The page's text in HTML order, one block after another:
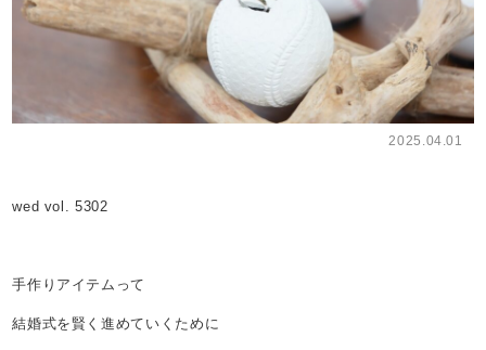
2025.04.01
wed vol. 5302
手作りアイテムって
結婚式を賢く進めていくために